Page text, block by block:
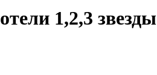
1,2,3 звезды